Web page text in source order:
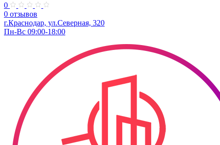
0
0 отзывов
г.Краснодар, ул.Северная, 320
Пн-Вс 09:00-18:00